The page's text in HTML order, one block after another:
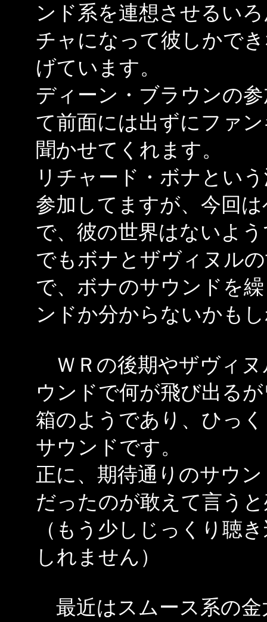
ンド系を連想させるい
チャになって彼しかで
げています。
ディーン・ブラウンの
て前面には出ずにファ
聞かせてくれます。
リチャード・ボナとい
参加してますが、今回
で、彼の世界はないよ
でもボナとザヴィヌル
で、ボナのサウンドを
ンドか分からないかも
ＷＲの後期やザヴィヌ
ウンドで何が飛び出る
箱のようであり、ひっ
サウンドです。
正に、期待通りのサウ
だったのが敢えて言う
（もう少しじっくり聴
しれません）
最近はスムース系の金